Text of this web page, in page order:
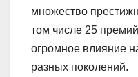
множество
том числе 25
огромное влияние
разных поколений.